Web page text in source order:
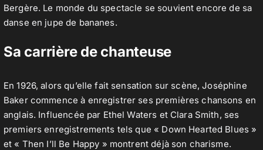
Bergère. Le monde du spectacle se souvient encore de sa
danse en jupe de bananes.
Sa carrière de chanteuse
En 1926, alors qu’elle fait sensation sur scène, Joséphine
Baker commence à enregistrer ses premières chansons en
anglais. Influencée par Ethel Waters et Clara Smith, ses
premiers enregistrements tels que « Down Hearted Blues »
et « Then I’ll Be Happy » montrent déjà son charisme.